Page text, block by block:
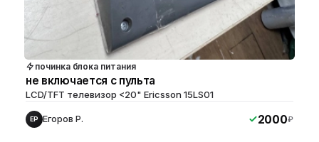
починка блока питания
не включается с пульта
LCD/TFT телевизор <20" Ericsson 15LS01
ЕР Егоров Р. 2000₽